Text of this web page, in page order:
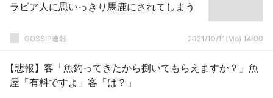
ラビア人に思いっきり馬鹿にされてしまう
GOSSIP速報 2021/10/11(Mo) 14:00
【悲報】客「魚釣ってきたから捌いてもらえますか？」魚
屋「有料ですよ」客「は？」